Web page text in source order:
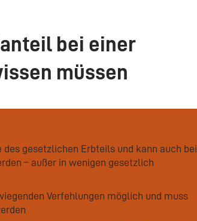
bei einer
müssen
gesetzlichen Erbteils und kann auch bei
– außer in wenigen gesetzlich
Verfehlungen möglich und muss